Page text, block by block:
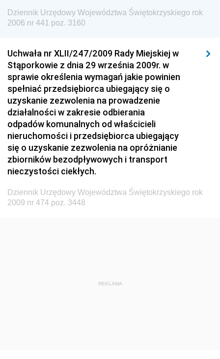
Dziennik Urzędowy Urzędu Lotnictwa Cywilnego
Dziennik Urzędowy Ministerstwa Hutnictwa i
Przemysłu Maszynowego
Dziennik Urzędowy Ministerstwa Zdrowia i Opieki
Społecznej
Dziennik Urzędowy Ministerstwa Rolnictwa, Leśnictwa
i Gospodarki Żywnościowej
Dziennik Urzędowy Ministra Spraw Wewnętrznych
Dziennik Urzędowy Ministra Transportu, Budownictwa
i Gospodarki Morskiej
Dziennik Urzędowy Ministra Administracji i Cyfryzacji
Dziennik Urzędowy Głównego Inspektora Ochrony
Dziennik Urzędowy Ministra Budownictwa i Przemysłu
Dziennik Urzędowy Województwa Świętokrzyskiego rok
2006 nr 441 poz. 3160
Uchwała nr XLII/247/2009 Rady Miejskiej w
Stąporkowie z dnia 29 września 2009r. w
sprawie określenia wymagań jakie powinien
spełniać przedsiębiorca ubiegający się o
uzyskanie zezwolenia na prowadzenie
działalności w zakresie odbierania
odpadów komunalnych od właścicieli
nieruchomości i przedsiębiorca ubiegający
się o uzyskanie zezwolenia na opróżnianie
zbiorników bezodpływowych i transport
nieczystości ciekłych.
Dziennik Urzędowy Województwa Świętokrzyskiego rok
2009 nr 474 poz. 3448
REKLAMA